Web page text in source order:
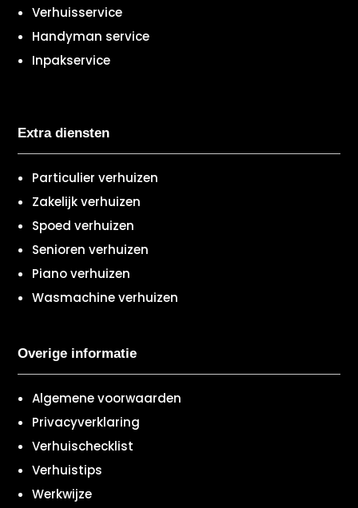
Verhuisservice
Handyman service
Inpakservice
Extra diensten
Particulier verhuizen
Zakelijk verhuizen
Spoed verhuizen
Senioren verhuizen
Piano verhuizen
Wasmachine verhuizen
Overige informatie
Algemene voorwaarden
Privacyverklaring
Verhuischecklist
Verhuistips
Werkwijze